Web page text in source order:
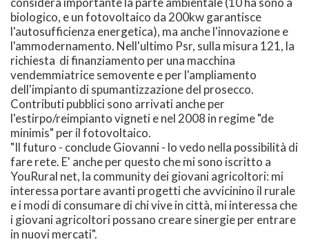
biologico, e un fotovoltaico da 200kw garantisce
l'autosufficienza energetica), ma anche l'innovazione e
l'ammodernamento. Nell'ultimo Psr, sulla misura 121, la
richiesta di finanziamento per una macchina
vendemmiatrice semovente e per l'ampliamento
dell'impianto di spumantizzazione del prosecco.
Contributi pubblici sono arrivati anche per
l'estirpo/reimpianto vigneti e nel 2008 in regime "de
minimis" per il fotovoltaico.
"Il futuro - conclude Giovanni - lo vedo nella possibilità di
fare rete. E' anche per questo che mi sono iscritto a
YouRural net, la community dei giovani agricoltori: mi
interessa portare avanti progetti che avvicinino il rurale
e i modi di consumare di chi vive in città, mi interessa che
i giovani agricoltori possano creare sinergie per entrare
in nuovi mercati".